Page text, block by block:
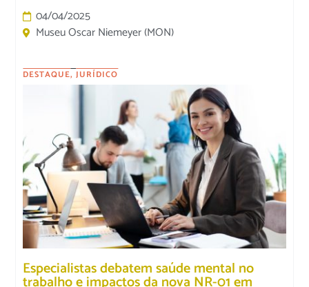
04/04/2025
Museu Oscar Niemeyer (MON)
DESTAQUE,JURÍDICO
Especialistas debatem saúde mental no